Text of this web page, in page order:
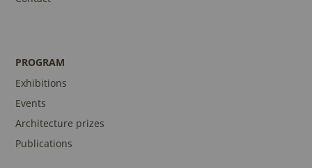
PROGRAM
Exhibitions
Events
Architecture prizes
Publications